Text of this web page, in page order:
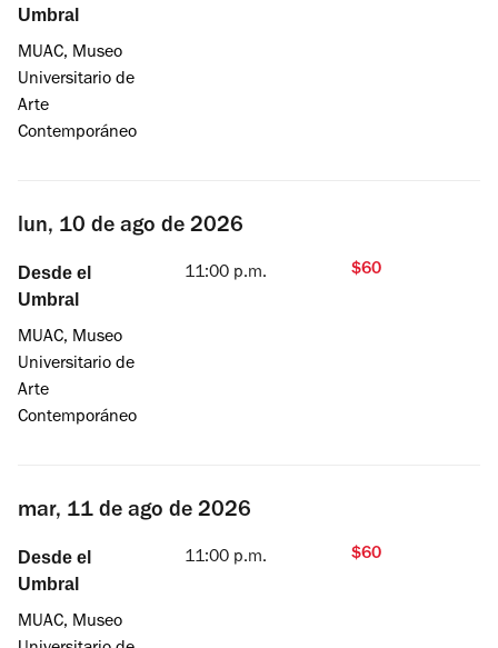
Umbral
MUAC, Museo
Universitario de
Arte
Contemporáneo
lun, 10 de ago de 2026
Desde el
Umbral
MUAC, Museo
Universitario de
Arte
Contemporáneo
11:00 p.m. $60
mar, 11 de ago de 2026
Desde el
Umbral
MUAC, Museo
11:00 p.m. $60